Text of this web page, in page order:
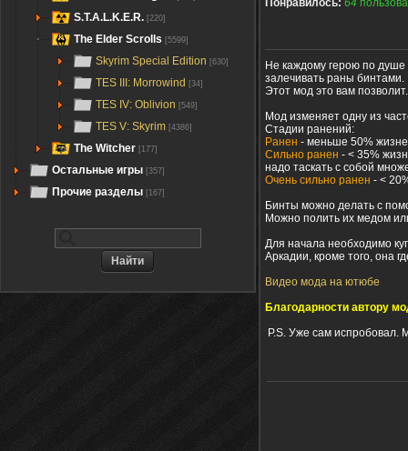
S.T.A.L.K.E.R. [220]
The Elder Scrolls [5599]
Skyrim Special Edition [630]
TES III: Morrowind [34]
TES IV: Oblivion [549]
TES V: Skyrim [4386]
The Witcher [177]
Остальные игры [357]
Прочие разделы [167]
Понравилось: 64
Не каждому герою по душе
залечивать раны бинтами.
Этот мод это вам позволит.
Мод изменяет одну из
Стадии ранений:
Ранен - меньше 50%
Сильно ранен - < 35%
надо таскать с собой
Очень сильно ранен - <
Бинты можно делать с
Можно полить их медом
Для начала необходимо
Аркадии, кроме того, она
Видео мода на ютюбе
Благодарности автору
P.S. Уже сам испробовал.